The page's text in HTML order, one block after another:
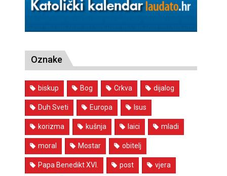
Oznake
biskup Bog Crkva dijalog
Duh Sveti Europa Isus
korizma kušnja laici mladi
moral Mostar obitelj
Papa Benedikt XVI. post vjera